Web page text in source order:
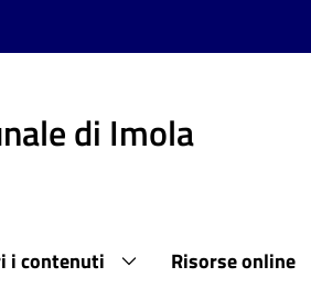
di Imola
i contenuti Risorse online